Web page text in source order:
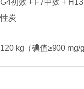
G4初效 + F7中效 +
性炭
120 kg（碘值≥900 mg/g